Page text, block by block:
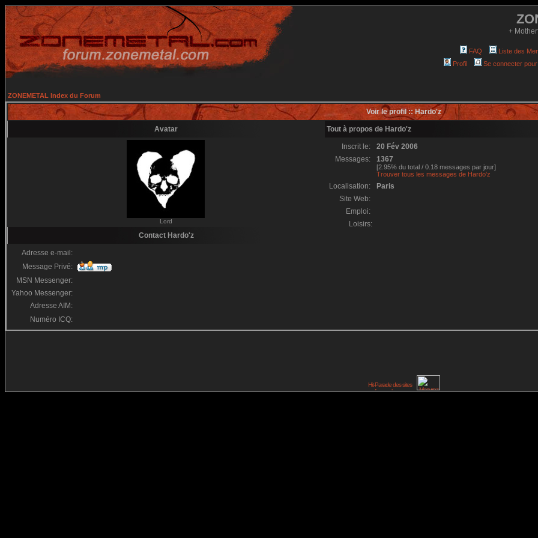
+
FAQ Liste des
Profil
Se connecter
ZONEMETAL Index du Forum
Voir le profil :: Hardo'z
Avatar Tout à propos de Hardo'z
Lord
Inscrit le:
20 Fév 2006
Messages:
1367
[2.95% du total / 0.18 messages par jour]
Trouver tous les messages de Hardo'z
Localisation:
Paris
Site Web:
Emploi:
Loisirs:
Contact Hardo'z
Adresse e-mail:
Message Privé:
MSN Messenger:
Yahoo Messenger:
Adresse AIM:
Numéro ICQ: